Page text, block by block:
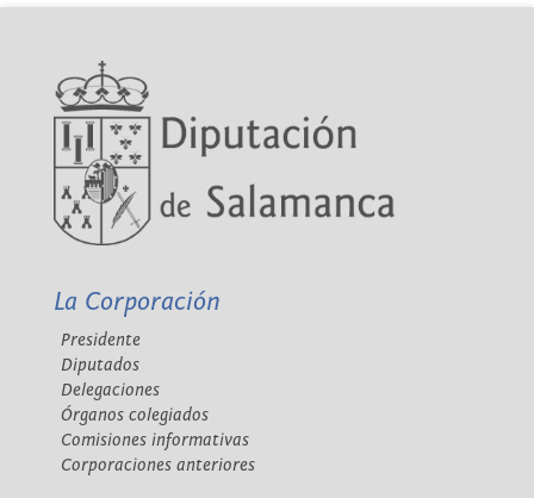
La Corporación
Presidente
Diputados
Delegaciones
Órganos colegiados
Comisiones informativas
Corporaciones anteriores